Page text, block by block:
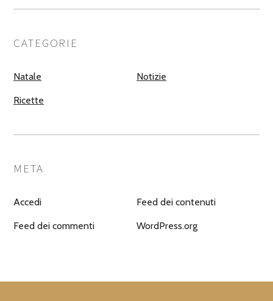
CATEGORIE
Natale Notizie
Ricette
META
Accedi Feed dei contenuti
Feed dei commenti WordPress.org